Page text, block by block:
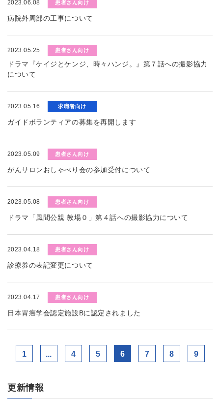
2023.06.08 患者さん向け
病院外周部の工事について
2023.05.25 患者さん向け
ドラマ『ケイジとケンジ、時々ハンジ。』第７話への撮影協力
について
2023.05.16 求職者向け
ガイドボランティアの募集を再開します
2023.05.09 患者さん向け
がんサロンおしゃべり会の参加受付について
2023.05.08 患者さん向け
ドラマ「風間公親 教場０」第４話への撮影協力について
2023.04.18 患者さん向け
診療券の表記変更について
2023.04.17 患者さん向け
日本胃癌学会認定施設Bに認定されました
1 ... 4 5 6 7 8 9
更新情報